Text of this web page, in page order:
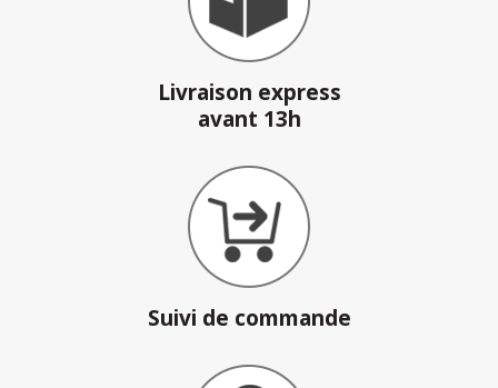
Livraison express
avant 13h
Suivi de commande